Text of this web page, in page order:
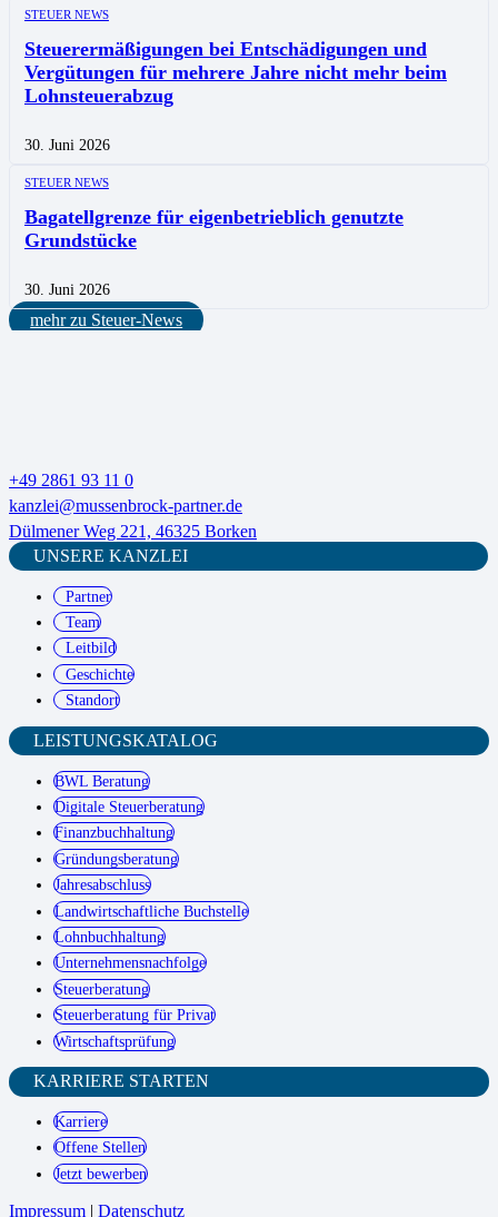
STEUER NEWS
Steuerermäßigungen bei Entschädigungen und
Vergütungen für mehrere Jahre nicht mehr beim
Lohnsteuerabzug
30. Juni 2026
STEUER NEWS
Bagatellgrenze für eigenbetrieblich genutzte
Grundstücke
30. Juni 2026
mehr zu Steuer-News
+49 2861 93 11 0
kanzlei@mussenbrock-partner.de
Dülmener Weg 221, 46325 Borken
UNSERE KANZLEI
Partner
Team
Leitbild
Geschichte
Standort
LEISTUNGSKATALOG
BWL Beratung
Digitale Steuerberatung
Finanzbuchhaltung
Gründungsberatung
Jahresabschluss
Landwirtschaftliche Buchstelle
Lohnbuchhaltung
Unternehmensnachfolge
Steuerberatung
Steuerberatung für Privat
Wirtschaftsprüfung
KARRIERE STARTEN
Karriere
Offene Stellen
Jetzt bewerben
Impressum | Datenschutz